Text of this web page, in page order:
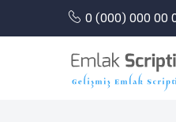
0 (000) 000 00